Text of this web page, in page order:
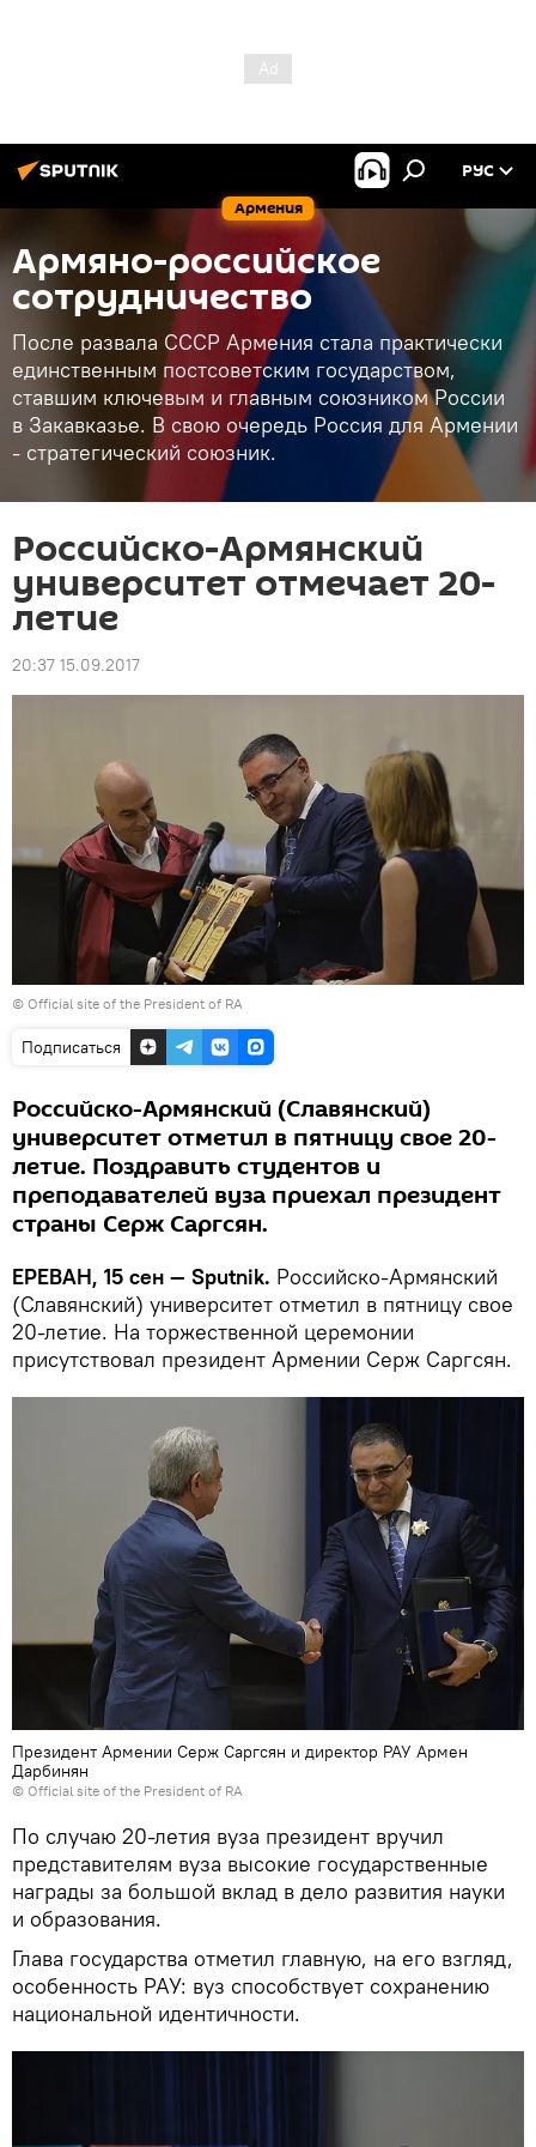
Армения
РУС
Армяно-российское
сотрудничество
После развала СССР Армения стала практически
единственным постсоветским государством,
ставшим ключевым и главным союзником России
в Закавказье. В свою очередь Россия для Армении
- стратегический союзник.
Российско-Армянский
университет отмечает 20-
летие
20:37 15.09.2017
© Official site of the President of RA
Подписаться
Российско-Армянский (Славянский)
университет отметил в пятницу свое 20-
летие. Поздравить студентов и
преподавателей вуза приехал президент
страны Серж Саргсян.
ЕРЕВАН, 15 сен — Sputnik. Российско-Армянский
(Славянский) университет отметил в пятницу свое
20-летие. На торжественной церемонии
присутствовал президент Армении Серж Саргсян.
Президент Армении Серж Саргсян и директор РАУ Армен
Дарбинян
© Official site of the President of RA
По случаю 20-летия вуза президент вручил
представителям вуза высокие государственные
награды за большой вклад в дело развития науки
и образования.
Глава государства отметил главную, на его взгляд,
особенность РАУ: вуз способствует сохранению
национальной идентичности.